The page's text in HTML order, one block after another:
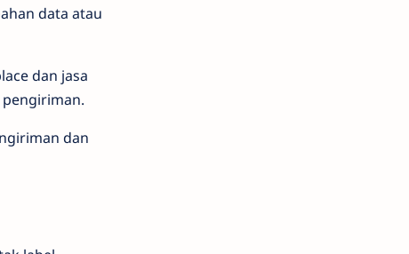
data atau
dan jasa
dan